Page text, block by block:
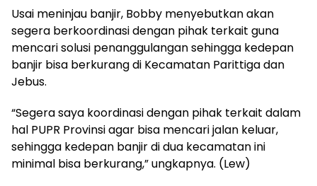
Usai meninjau banjir, Bobby menyebutkan akan
segera berkoordinasi dengan pihak terkait guna
mencari solusi penanggulangan sehingga kedepan
banjir bisa berkurang di Kecamatan Parittiga dan
Jebus.
“Segera saya koordinasi dengan pihak terkait dalam
hal PUPR Provinsi agar bisa mencari jalan keluar,
sehingga kedepan banjir di dua kecamatan ini
minimal bisa berkurang,” ungkapnya. (Lew)